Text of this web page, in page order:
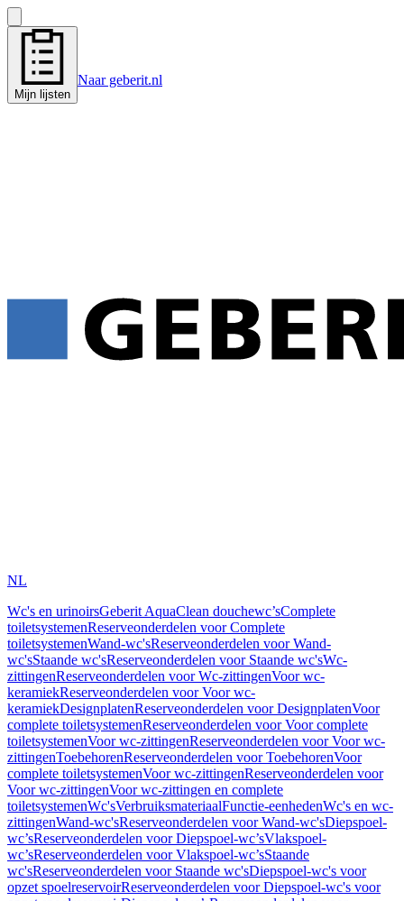
Mijn lijsten
Naar geberit.nl
NL
Wc's en urinoirsGeberit AquaClean douchewc’sComplete
toiletsystemenReserveonderdelen voor Complete
toiletsystemenWand-wc'sReserveonderdelen voor Wand-
wc'sStaande wc'sReserveonderdelen voor Staande wc'sWc-
zittingenReserveonderdelen voor Wc-zittingenVoor wc-
keramiekReserveonderdelen voor Voor wc-
keramiekDesignplatenReserveonderdelen voor DesignplatenVoor
complete toiletsystemenReserveonderdelen voor Voor complete
toiletsystemenVoor wc-zittingenReserveonderdelen voor Voor wc-
zittingenToebehorenReserveonderdelen voor ToebehorenVoor
complete toiletsystemenVoor wc-zittingenReserveonderdelen voor
Voor wc-zittingenVoor wc-zittingen en complete
toiletsystemenWc'sVerbruiksmateriaalFunctie-eenhedenWc's en wc-
zittingenWand-wc'sReserveonderdelen voor Wand-wc'sDiepspoel-
wc’sReserveonderdelen voor Diepspoel-wc’sVlakspoel-
wc’sReserveonderdelen voor Vlakspoel-wc’sStaande
wc'sReserveonderdelen voor Staande wc'sDiepspoel-wc's voor
opzet spoelreservoirReserveonderdelen voor Diepspoel-wc's voor